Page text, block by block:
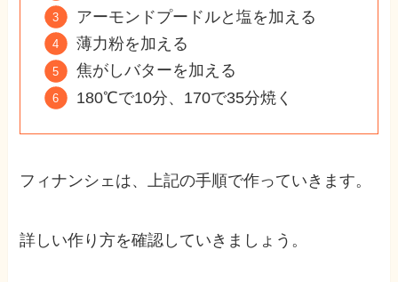
アーモンドプードルと塩を加える
薄力粉を加える
焦がしバターを加える
180℃で10分、170で35分焼く
フィナンシェは、上記の手順で作っていきます。
詳しい作り方を確認していきましょう。